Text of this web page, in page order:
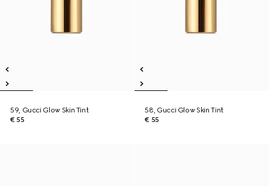
59, Gucci Glow Skin Tint
€ 55
58, Gucci Glow Skin Tint
€ 55